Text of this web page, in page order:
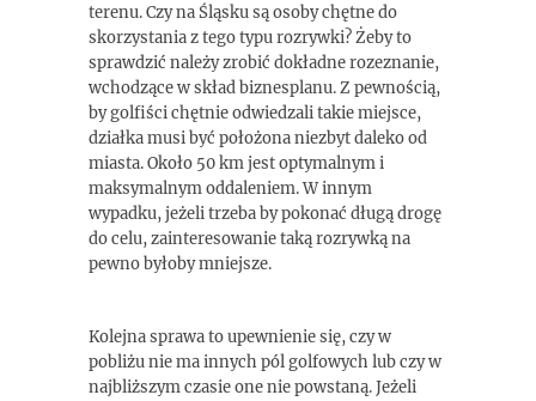
terenu. Czy na Śląsku są osoby chętne do
skorzystania z tego typu rozrywki? Żeby to
sprawdzić należy zrobić dokładne rozeznanie,
wchodzące w skład biznesplanu. Z pewnością,
by golfiści chętnie odwiedzali takie miejsce,
działka musi być położona niezbyt daleko od
miasta. Około 50 km jest optymalnym i
maksymalnym oddaleniem. W innym
wypadku, jeżeli trzeba by pokonać długą drogę
do celu, zainteresowanie taką rozrywką na
pewno byłoby mniejsze.
Kolejna sprawa to upewnienie się, czy w
pobliżu nie ma innych pól golfowych lub czy w
najbliższym czasie one nie powstaną. Jeżeli